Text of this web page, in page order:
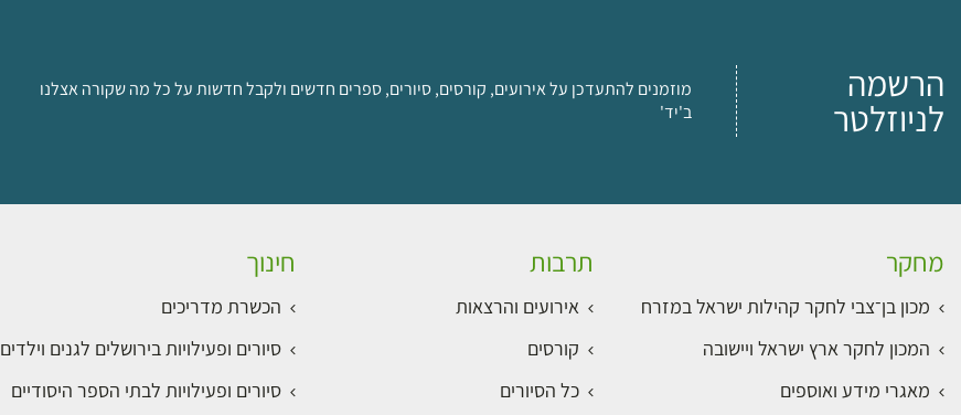
הרשמה
לניוזלטר
מוזמנים להתעדכן על אירועים, קורסים, סיורים, ספרים חדשים ולקבל חדשות על כל מה שקורה אצלנו
ב'יד'
מחקר
מכון בן־צבי לחקר קהילות ישראל במזרח
המכון לחקר ארץ ישראל ויישובה
מאגרי מידע ואוספים
תרבות
אירועים והרצאות
קורסים
כל הסיורים
חינוך
הכשרת מדריכים
סיורים ופעילויות בירושלים לגנים וילדים
סיורים ופעילויות לבתי הספר היסודיים